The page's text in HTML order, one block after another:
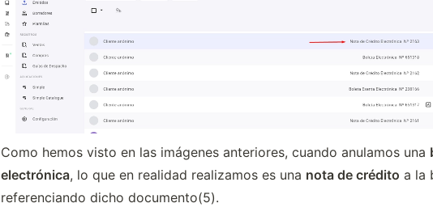
Como hemos visto en las imágenes anteriores, cuando anulamos una
electrónica, lo que en realidad realizamos es una nota de crédito a la
referenciando dicho documento(5).